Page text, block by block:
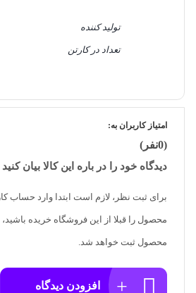
تولید کننده
تعداد در کارتن
امتیاز کاربران به:
(0نفر)
دیدگاه خود را در باره این کالا بیان کنید
برای ثبت نظر، لازم است ابتدا وارد حساب
محصول را قبلا از این فروشگاه خریده
محصول ثبت خواهد شد.
افزودن دیدگاه